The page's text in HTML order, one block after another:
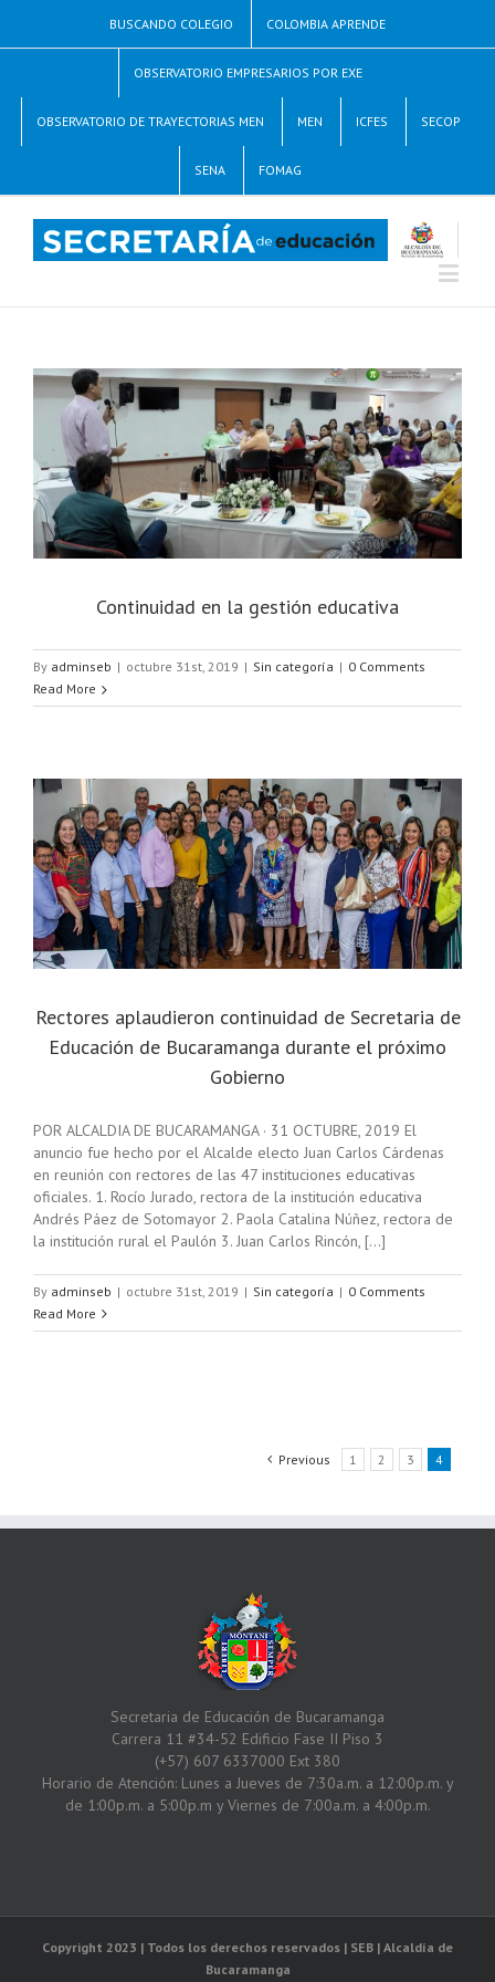
BUSCANDO COLEGIO COLOMBIA APRENDE
OBSERVATORIO EMPRESARIOS POR EXE
OBSERVATORIO DE TRAYECTORIAS MEN MEN ICFES SECOP
SENA FOMAG
Continuidad en la gestión educativa
By adminseb | octubre 31st, 2019 | Sin categoría | 0 Comments
Read More
Rectores aplaudieron continuidad de Secretaria de
Educación de Bucaramanga durante el próximo
Gobierno
POR ALCALDIA DE BUCARAMANGA · 31 OCTUBRE, 2019 El
anuncio fue hecho por el Alcalde electo Juan Carlos Cárdenas
en reunión con rectores de las 47 instituciones educativas
oficiales. 1. Rocío Jurado, rectora de la institución educativa
Andrés Páez de Sotomayor 2. Paola Catalina Núñez, rectora de
la institución rural el Paulón 3. Juan Carlos Rincón, [...]
By adminseb | octubre 31st, 2019 | Sin categoría | 0 Comments
Read More
Previous 1 2 3 4
Secretaria de Educación de Bucaramanga
Carrera 11 #34-52 Edificio Fase II Piso 3
(+57) 607 6337000 Ext 380
Horario de Atención: Lunes a Jueves de 7:30a.m. a 12:00p.m. y
de 1:00p.m. a 5:00p.m y Viernes de 7:00a.m. a 4:00p.m.
Copyright 2023 | Todos los derechos reservados | SEB | Alcaldía de
Bucaramanga